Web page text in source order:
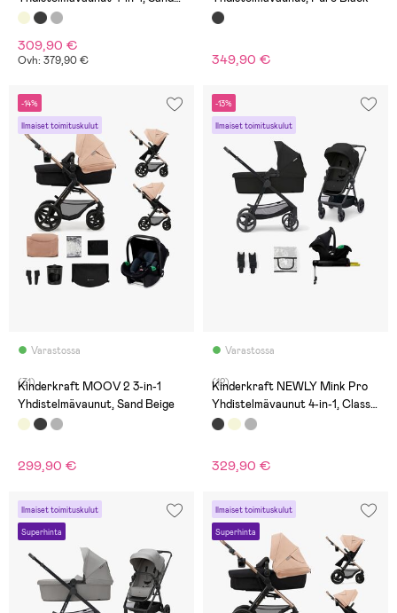
Beige
309,90 €
Ovh: 379,90 € 349,90 €
-14%
Ilmaiset toimituskulut
Varastossa
(31)
Kinderkraft MOOV 2 3-in-1
Yhdistelmävaunut, Sand Beige
299,90 €
-13%
Ilmaiset toimituskulut
Varastossa
(12)
Kinderkraft NEWLY Mink Pro
Yhdistelmävaunut 4-in-1, Classic
Black
329,90 €
Ilmaiset toimituskulut
Superhinta
Ilmaiset toimituskulut
Superhinta